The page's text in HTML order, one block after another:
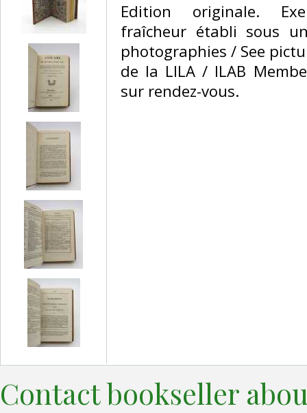
‎Edition originale.
fraîcheur établi sous
photographies / See
de la LILA / ILAB
sur rendez-vous. ‎
Contact bookseller